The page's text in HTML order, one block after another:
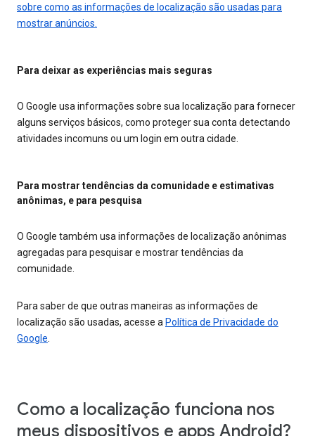
sobre como as informações de localização são usadas para
mostrar anúncios.
Para deixar as experiências mais seguras
O Google usa informações sobre sua localização para fornecer
alguns serviços básicos, como proteger sua conta detectando
atividades incomuns ou um login em outra cidade.
Para mostrar tendências da comunidade e estimativas
anônimas, e para pesquisa
O Google também usa informações de localização anônimas
agregadas para pesquisar e mostrar tendências da
comunidade.
Para saber de que outras maneiras as informações de
localização são usadas, acesse a Política de Privacidade do
Google
Como a localização funciona nos
meus dispositivos e apps Android?